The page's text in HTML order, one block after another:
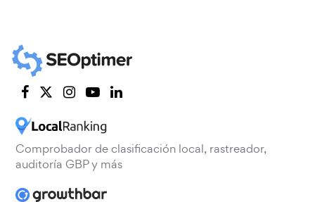
Comprobador de clasificación local, rastreador,
auditoría GBP y más